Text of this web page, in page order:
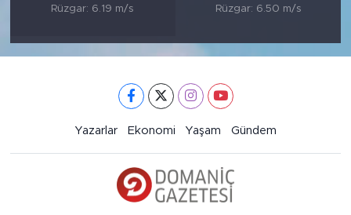
Rüzgar: 6.19 m/s
Rüzgar: 6.50 m/s
Yazarlar Ekonomi Yaşam Gündem